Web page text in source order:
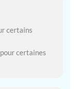
appareil
cadeau
certains
certaines